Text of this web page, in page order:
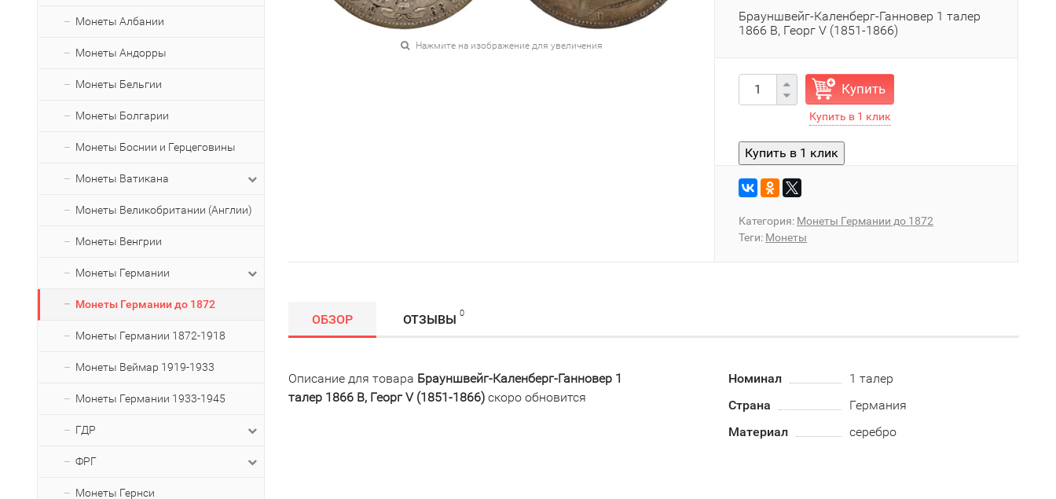
Монеты Албании
Монеты Андорры
Монеты Бельгии
Монеты Болгарии
Монеты Боснии и Герцеговины
Монеты Ватикана
Монеты Великобритании (Англии)
Монеты Венгрии
Монеты Германии
Монеты Германии до 1872
Монеты Германии 1872-1918
Монеты Веймар 1919-1933
Монеты Германии 1933-1945
ГДР
ФРГ
Монеты Гернси
Нажмите на изображение для увеличения
Брауншвейг-Каленберг-Ганновер 1 талер
1866 В, Георг V (1851-1866)
Купить
Категория: Монеты Германии до 1872
Теги: Монеты
ОБЗОР ОТЗЫВЫ 0
Описание для товара Брауншвейг-Каленберг-Ганновер 1
талер 1866 В, Георг V (1851-1866) скоро обновится
Номинал
1 талер
Страна
Германия
Материал
серебро